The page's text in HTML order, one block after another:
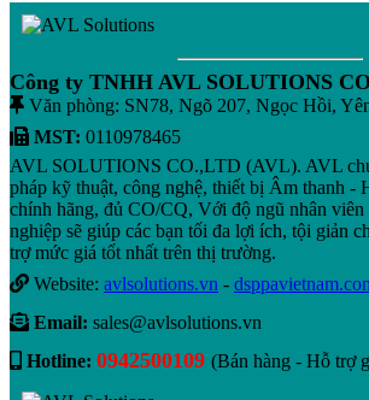
Công ty TNHH AVL SOLUTIONS
Văn phòng: SN78, Ngõ 207, Ngọc Hồi,
MST: 0110978465
AVL SOLUTIONS CO.,LTD (AVL). AVL
pháp kỹ thuật, công nghệ, thiết bị Âm thanh -
chính hãng, đủ CO/CQ, Với độ ngũ nhân viên
nghiệp sẽ giúp các bạn tối đa lợi ích, tội giản
trợ mức giá tốt nhất trên thị trường.
Website: avlsolutions.vn -
Email: sales@avlsolutions.vn
Hotline: 0942500109 (Bán hàng - Hỗ trợ